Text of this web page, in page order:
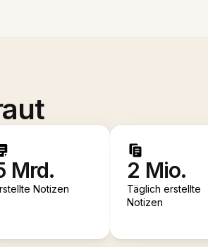
Mrd.
Notizen
2 Mio.
Täglich erstellte
Notizen